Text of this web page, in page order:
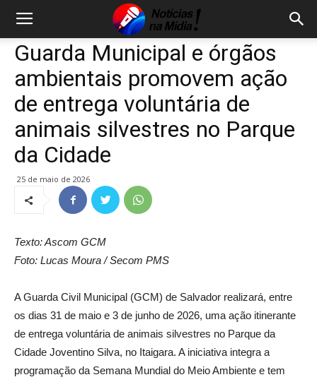
Guarda Municipal e órgãos
ambientais promovem ação
de entrega voluntária de
animais silvestres no Parque
da Cidade
25 de maio de 2026
Texto: Ascom GCM
Foto: Lucas Moura / Secom PMS
A Guarda Civil Municipal (GCM) de Salvador realizará, entre
os dias 31 de maio e 3 de junho de 2026, uma ação itinerante
de entrega voluntária de animais silvestres no Parque da
Cidade Joventino Silva, no Itaigara. A iniciativa integra a
programação da Semana Mundial do Meio Ambiente e tem